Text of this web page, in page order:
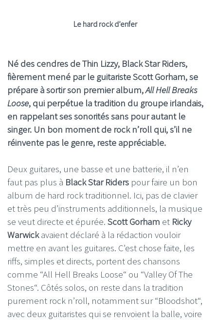
Le hard rock d’enfer
Né des cendres de Thin Lizzy, Black Star Riders,
fièrement mené par le guitariste Scott Gorham, se
prépare à sortir son premier album,All Hell Breaks
Loose, qui perpétue la tradition du groupe irlandais,
en rappelant ses sonorités sans pour autant le
singer. Un bon moment de rock n’roll qui, s’il ne
réinvente pas le genre, reste appréciable.
Deux guitares, une basse et une batterie, il n’en
faut pas plus à Black Star Riders pour faire un bon
album de hard rock traditionnel. Ici, pas de clavier
et très peu d’instruments additionnels, la musique
se veut directe et épurée. Scott Gorham et Ricky
Warwickavaient déclaré à la rédaction vouloir
mettre en avant les guitares. C’est chose faite, les
riffs, simples et directs, portent des chansons
comme “All Hell Breaks Loose“ ou “Valley Of The
Stones“. Côtés solos, on reste dans la tradition
purement rock n’roll, notamment sur “Bloodshot“,
avec deux guitaristes qui se renvoient la balle, voire